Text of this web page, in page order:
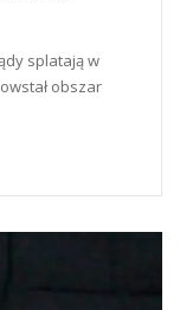
splatają w
obszar